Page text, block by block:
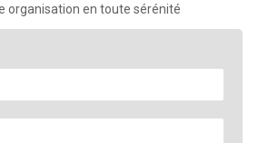
organisation en toute sérénité